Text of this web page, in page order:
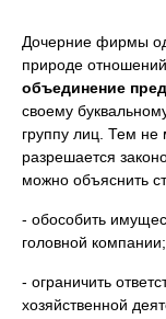
Дочерние фирмы
природе
объединение
своему
группу лиц. Тем не
разрешается
можно объяснить
- обособить
головной компании;
- ограничить
хозяйственной